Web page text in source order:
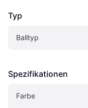
Typ
Balltyp
Spezifikationen
Farbe